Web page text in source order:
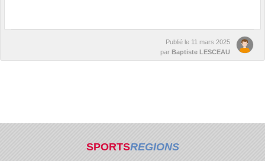
Publié le 11 mars 2025
par Baptiste LESCEAU
SPORTSREGIONS